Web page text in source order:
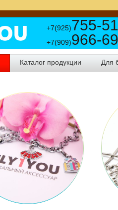
+7(925)755-
+7(909)966-
Каталог продукции Для